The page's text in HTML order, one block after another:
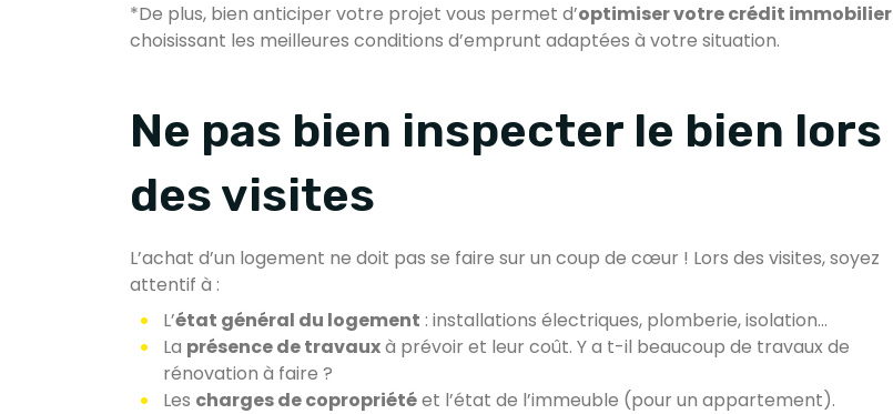
*De plus, bien anticiper votre projet vous permet d’optimiser votre crédit immobilier
choisissant les meilleures conditions d’emprunt adaptées à votre situation.
Ne pas bien inspecter le bien lors
des visites
L’achat d’un logement ne doit pas se faire sur un coup de cœur ! Lors des visites, soyez
attentif à :
L’état général du logement : installations électriques, plomberie, isolation…
La présence de travauxà prévoir et leur coût. Y a t-il beaucoup de travaux de
rénovation à faire ?
Les charges de copropriétéet l’état de l’immeuble (pour un appartement).